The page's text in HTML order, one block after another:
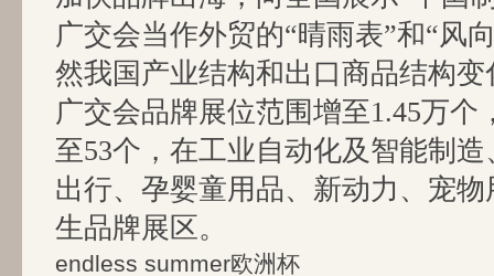
广交会当作外贸的“晴雨表”和“风
然我国产业结构和出口商品结构
广交会品牌展位范围增至1.45万个
至53个，在工业自动化及智能制
出行、孕婴童用品、新动力、宠
生品牌展区。
endless summer欧洲杯